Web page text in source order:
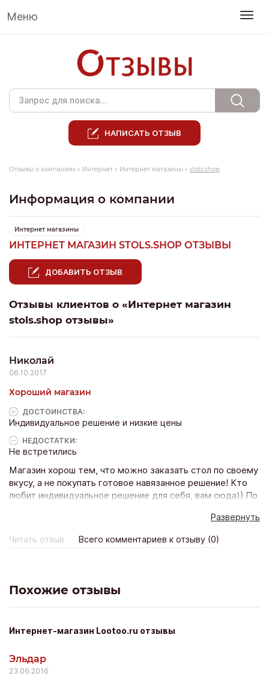
Меню
НАПИСАТЬ ОТЗЫВ
Отзывы о компаниях » Интернет » Интернет магазины » stols.shop
Информация о компании
Интернет магазины
ИНТЕРНЕТ МАГАЗИН STOLS.SHOP ОТЗЫВЫ
ДОБАВИТЬ ОТЗЫВ
Отзывы клиентов о «Интернет магазин
stols.shop отзывы»
Николай
06.10.2017
Хороший магазин
ДОСТОИНCТВА:
Индивидуальное решение и низкие цены
НЕДОСТАТКИ:
Не встретились
Магазин хорош тем, что можно заказать стол по своему
вкусу, а не покупать готовое навязанное решение! Кто
любит индивидуальное решение для себя, вам сюда)) По
детали и приняли заказ, через 8 дней получил свой стол,
качество порадовало.
Развернуть
Читать отзыв Всего комментариев к отзыву (0)
Похожие отзывы
Интернет-магазин Lootoo.ru отзывы
Эльдар
23.06.2016